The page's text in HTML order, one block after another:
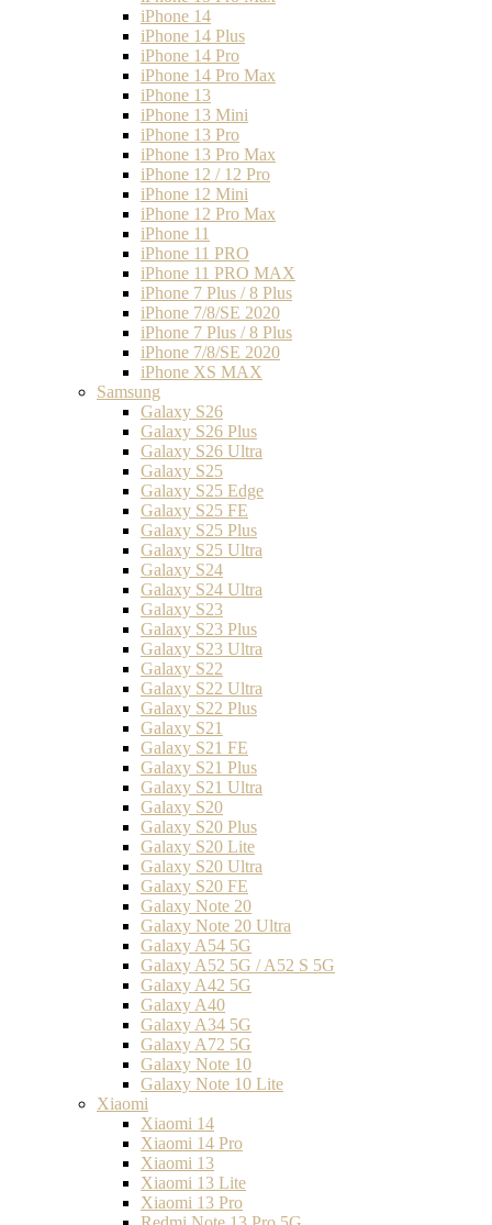
iPhone 14
iPhone 14 Plus
iPhone 14 Pro
iPhone 14 Pro Max
iPhone 13
iPhone 13 Mini
iPhone 13 Pro
iPhone 13 Pro Max
iPhone 12 / 12 Pro
iPhone 12 Mini
iPhone 12 Pro Max
iPhone 11
iPhone 11 PRO
iPhone 11 PRO MAX
iPhone 7 Plus / 8 Plus
iPhone 7/8/SE 2020
iPhone 7 Plus / 8 Plus
iPhone 7/8/SE 2020
iPhone XS MAX
Samsung
Galaxy S26
Galaxy S26 Plus
Galaxy S26 Ultra
Galaxy S25
Galaxy S25 Edge
Galaxy S25 FE
Galaxy S25 Plus
Galaxy S25 Ultra
Galaxy S24
Galaxy S24 Ultra
Galaxy S23
Galaxy S23 Plus
Galaxy S23 Ultra
Galaxy S22
Galaxy S22 Ultra
Galaxy S22 Plus
Galaxy S21
Galaxy S21 FE
Galaxy S21 Plus
Galaxy S21 Ultra
Galaxy S20
Galaxy S20 Plus
Galaxy S20 Lite
Galaxy S20 Ultra
Galaxy S20 FE
Galaxy Note 20
Galaxy Note 20 Ultra
Galaxy A54 5G
Galaxy A52 5G / A52 S 5G
Galaxy A42 5G
Galaxy A40
Galaxy A34 5G
Galaxy A72 5G
Galaxy Note 10
Galaxy Note 10 Lite
Xiaomi
Xiaomi 14
Xiaomi 14 Pro
Xiaomi 13
Xiaomi 13 Lite
Xiaomi 13 Pro